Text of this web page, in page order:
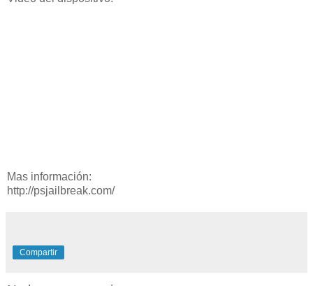
Mas información:
http://psjailbreak.com/
Compartir